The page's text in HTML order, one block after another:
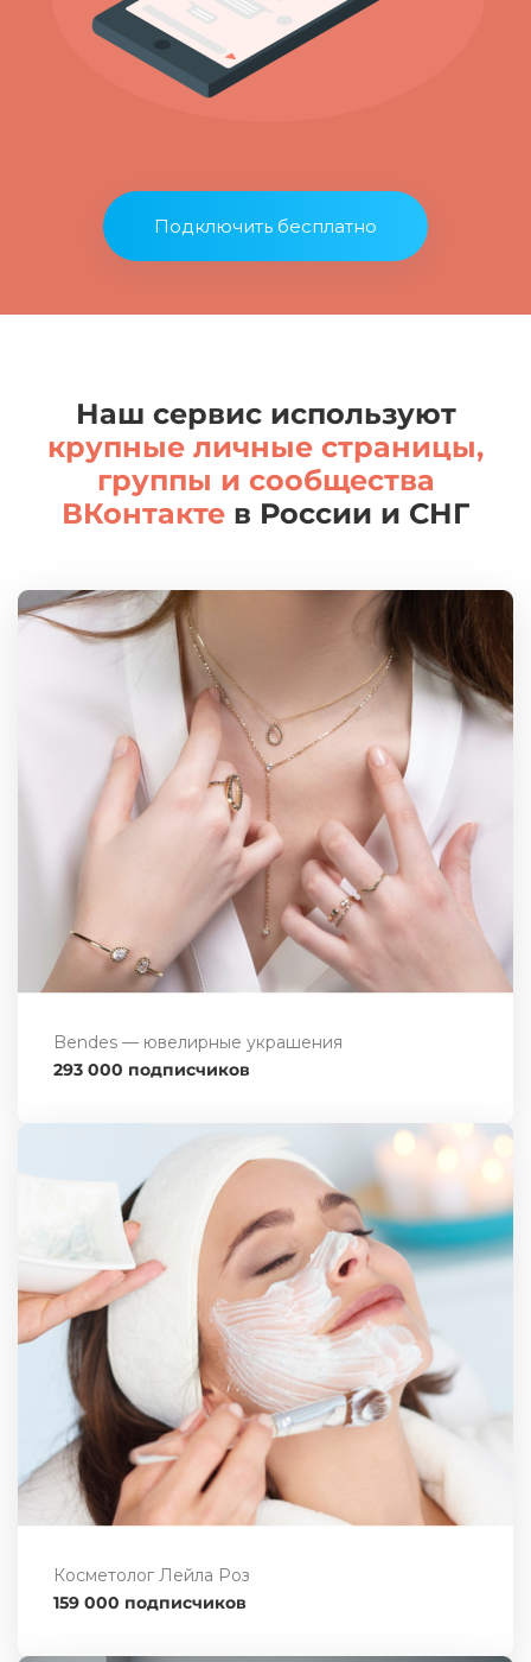
Подключить бесплатно
Наш сервис используют
крупные личные страницы,
группы и сообщества
ВКонтакте в России и СНГ
Bendes — ювелирные украшения
293 000 подписчиков
Косметолог Лейла Роз
159 000 подписчиков